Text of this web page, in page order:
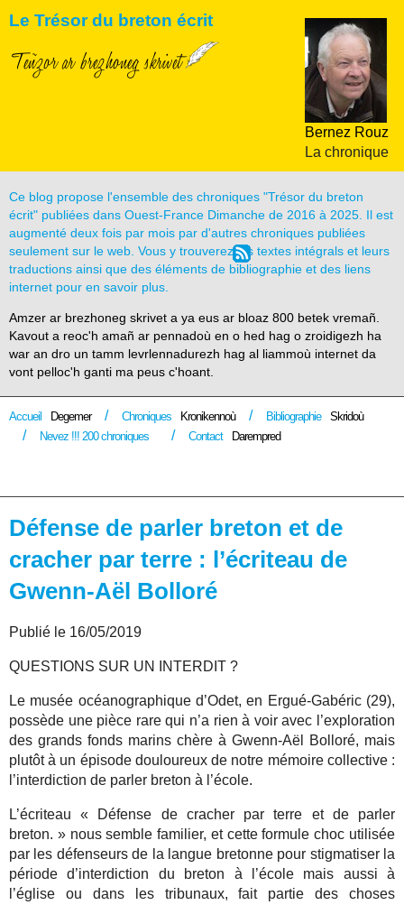
Bernez Rouz
La chronique
Le Trésor du breton écrit
Teñzor ar brezhoneg skrivet
Ce blog propose l'ensemble des chroniques "Trésor du breton
écrit" publiées dans Ouest-France Dimanche de 2016 à 2025. Il est
augmenté deux fois par mois par d'autres chroniques publiées
seulement sur le web. Vous y trouverez les textes intégrals et leurs
traductions ainsi que des éléments de bibliographie et des liens
internet pour en savoir plus.
Amzer ar brezhoneg skrivet a ya eus ar bloaz 800 betek vremañ.
Kavout a reoc'h amañ ar pennadoù en o hed hag o zroidigezh ha
war an dro un tamm levrlennadurezh hag al liammoù internet da
vont pelloc'h ganti ma peus c'hoant.
Accueil Degemer Chroniques Kronikennoù Bibliographie
Skridoù
Nevez !!! 200 chroniques
Contact Darempred
Défense de parler breton et de
cracher par terre : l’écriteau de
Gwenn-Aël Bolloré
Publié le 16/05/2019
QUESTIONS SUR UN INTERDIT ?
Le musée océanographique d’Odet, en Ergué-Gabéric (29),
possède une pièce rare qui n’a rien à voir avec l’exploration
des grands fonds marins chère à Gwenn-Aël Bolloré, mais
plutôt à un épisode douloureux de notre mémoire collective :
l’interdiction de parler breton à l’école.
L’écriteau « Défense de cracher par terre et de parler
breton. » nous semble familier, et cette formule choc utilisée
par les défenseurs de la langue bretonne pour stigmatiser la
période d’interdiction du breton à l’école mais aussi à
l’église ou dans les tribunaux, fait partie des choses